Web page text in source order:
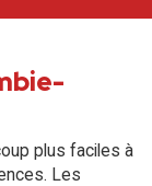
plus faciles à
Les